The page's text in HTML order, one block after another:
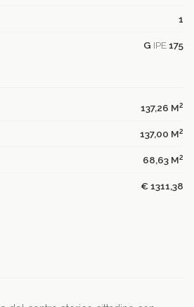
1
G IPE175
137,26 M2
137,00 M2
68,63 M2
€ 1311,38